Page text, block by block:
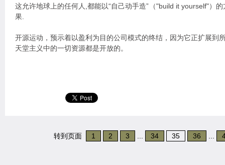
这允许地球上的任何人,都能以“自己动手造”（"build it yourself"）
果.
开源运动，预示着以盈利为目的公司模式的终结，因为它正扩展到
天堂主义中的一切资源都是开放的。
转到页面 1 2 3 34 35 36